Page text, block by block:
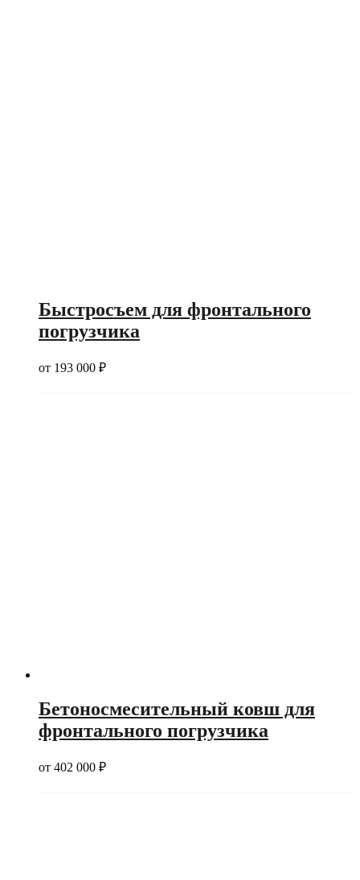
Быстросъем для фронтального
погрузчика
от 193 000 ₽
Бетоносмесительный ковш для
фронтального погрузчика
от 402 000 ₽